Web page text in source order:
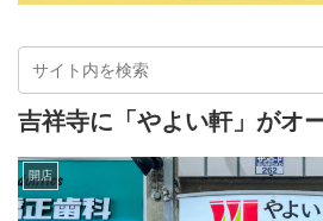
吉祥寺に「やよい軒」がオ
開店